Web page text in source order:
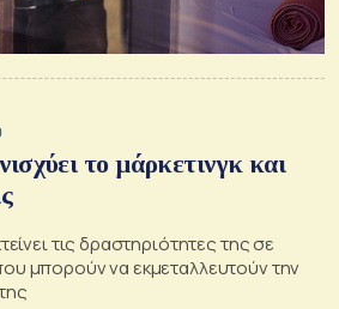
το μάρκετινγκ και
τις δραστηριότητες της σε
μπορούν να εκμεταλλευτούν την